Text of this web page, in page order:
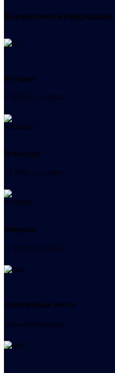
Контактная информация
Телефон
+7 (978) 515-999-7
WhatsApp
+7 (978) 515-999-7
Telegram
+7 (978) 515-999-7
Электронная почта
admin@helpsant.ru